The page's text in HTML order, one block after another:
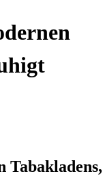
Tabakladens,